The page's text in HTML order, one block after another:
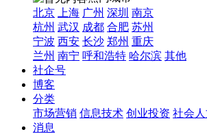
北京
上海 广州 深圳 南京
杭州 武汉 成都 合肥 苏州
宁波 西安 长沙 郑州 重庆
兰州 南宁 呼和浩特 哈尔滨 其他
社企号
博客
分类
市场营销 信息技术 创业投资 社会
消息